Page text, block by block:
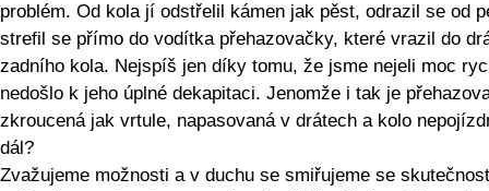
problém. Od kola jí odstřelil kámen jak pěst, odrazil se od
strefil se přímo do vodítka přehazovačky, které vrazil do
zadního kola. Nejspíš jen díky tomu, že jsme nejeli moc
nedošlo k jeho úplné dekapitaci. Jenomže i tak je
zkroucená jak vrtule, napasovaná v drátech a kolo
dál?
Zvažujeme možnosti a v duchu se smiřujeme se